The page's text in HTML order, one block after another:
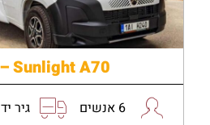
Sunlight A70
6 אנשים גיר